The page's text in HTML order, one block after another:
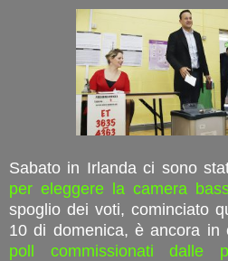
Sabato in Irlanda ci sono
per eleggere la camera
spoglio dei voti, cominciato
10 di domenica, è ancora in
poll commissionati dalle